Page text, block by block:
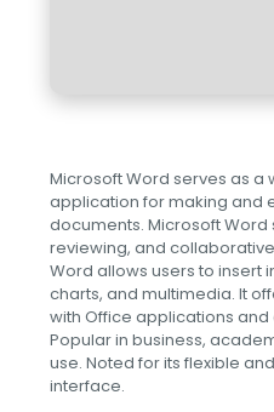
Microsoft Word serves as a
application for making and
documents. Microsoft Word
reviewing, and
Word allows users to insert
charts, and multimedia. It
with Office applications and
Popular in business,
use. Noted for its flexible
interface.